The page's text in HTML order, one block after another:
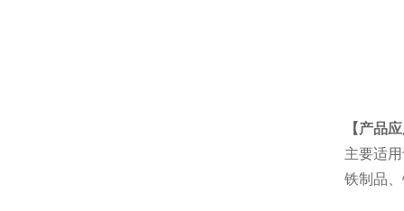
【产品
主要适
铁制品